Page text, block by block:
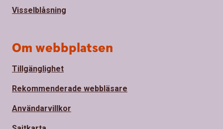
Visselblåsning
Om webbplatsen
Tillgänglighet
Rekommenderade webbläsare
Användarvillkor